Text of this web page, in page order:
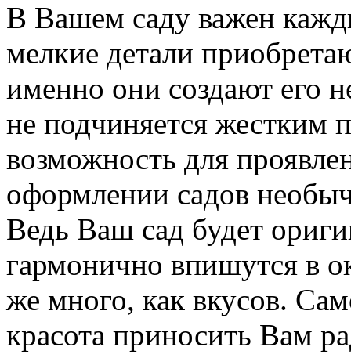
В Вашем саду важен
мелкие детали
именно они создают его
не подчиняется жестким
возможность для
оформлении садов
Ведь Ваш сад будет
гармонично впишутся в
же много, как вкусов.
красота приносить Вам